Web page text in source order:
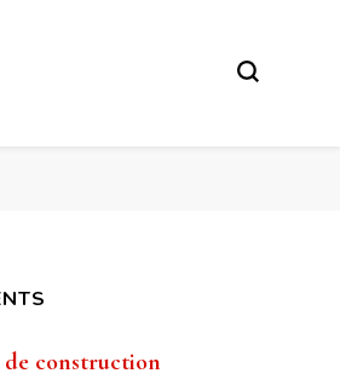
de construction